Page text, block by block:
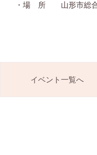
・場 所 山形市総合
イベント一覧へ